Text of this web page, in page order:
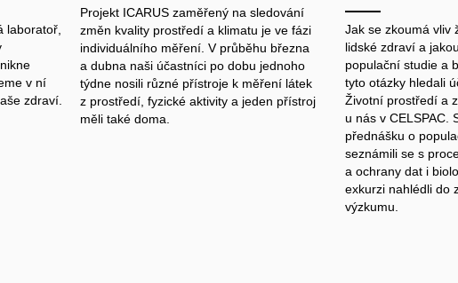
laboratoř,
v ní
zdraví.
Projekt ICARUS zaměřený na sledování
změn kvality prostředí a klimatu je ve fázi
individuálního měření. V průběhu března
a dubna naši účastníci po dobu jednoho
týdne nosili různé přístroje k měření látek
z prostředí, fyzické aktivity a jeden přístroj
měli také doma.
Jak se zkoumá vliv
lidské zdraví a
populační studie a
tyto otázky hledali
Životní prostředí a
u nás v CELSPAC.
přednášku o
seznámili se s
a ochrany dat i
exkurzi nahlédli do
výzkumu.